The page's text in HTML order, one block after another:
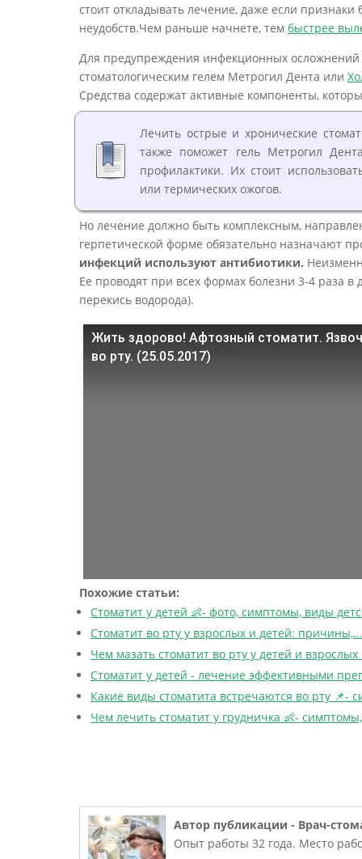
стоит откладывать лечение, даже если
неудобств.Чем раньше начнете, тем быстрее
Для предупреждения инфекционных
стоматологическим гелем Метрогил Дента или
Средства содержат активные компоненты,
Лечить острые и хронические
также поможет гель Метрогил
профилактики. Их стоит
или термических ожогов.
Но лечение должно быть комплексным,
герпетической форме обязательно назначают
инфекций используют антибиотики.
Ее проводят при всех формах болезни 3-4 раза
перекись водорода).
Жить здорово! Афтозный стоматит.
во рту. (25.05.2017)
Watch this video on YouTube
Похожие статьи:
Стоматит у детей 👶- фото, симптомы, виды
Стоматит во рту у взрослых и детей: причины,…
Чем мазать стоматит во рту у детей и
Стоматит у детей - лечение эффективными
Какие виды стоматита встречаются во рту 📌-
Чем лечить стоматит у грудничка 👶-
Автор публикации - Врач-
Опыт работы 32 года. Место